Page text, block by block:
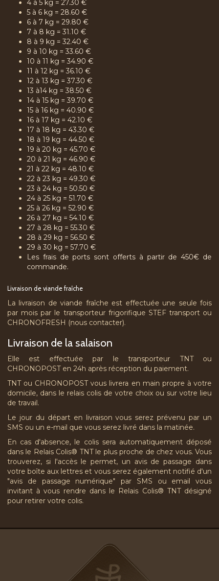
4 à 5 kg = 27.30 €
5 à 6 kg = 28.60 €
6 à 7 kg = 29.80 €
7 à 8 kg = 31.10 €
8 à 9 kg = 32.40 €
9 à 10 kg = 33.60 €
10 à 11 kg = 34.90 €
11 à 12 kg = 36.10 €
12 à 13 kg = 37.30 €
13 à14 kg = 38.50 €
14 à 15 kg = 39.70 €
15 à 16 kg = 40.90 €
16 à 17 kg = 42.10 €
17 à 18 kg = 43.30 €
18 à 19 kg = 44.50 €
19 à 20 kg = 45.70 €
20 à 21 kg = 46.90 €
21 à 22 kg = 48.10 €
22 à 23 kg = 49.30 €
23 à 24 kg = 50.50 €
24 à 25 kg = 51.70 €
25 à 26 kg = 52.90 €
26 à 27 kg = 54.10 €
27 à 28 kg = 55.30 €
28 à 29 kg = 56.50 €
29 à 30 kg = 57.70 €
Les frais de ports sont offerts à partir de 450€ de
commande.
Livraison de viande fraîche
La livraison de viande fraîche est effectuée une seule fois
par mois par le transporteur frigorifique STEF transport ou
CHRONOFRESH (nous contacter).
Livraison de la salaison
Elle est effectuée par le transporteur TNT ou
CHRONOPOST en 24h après réception du paiement.
TNT ou CHRONOPOST vous livrera en main propre à votre
domicile, dans le relais colis de votre choix ou sur votre lieu
de travail.
Le jour du départ en livraison vous serez prévenu par un
SMS ou un e-mail que vous serez livré dans la matinée.
En cas d'absence, le colis sera automatiquement déposé
dans le Relais Colis® TNT le plus proche de chez vous. Vous
trouverez, si l'accès le permet, un avis de passage dans
votre boîte aux lettres et vous serez également notifié d'un
"avis de passage numérique" par SMS ou email vous
invitant à vous rendre dans le Relais Colis® TNT désigné
pour retirer votre colis.